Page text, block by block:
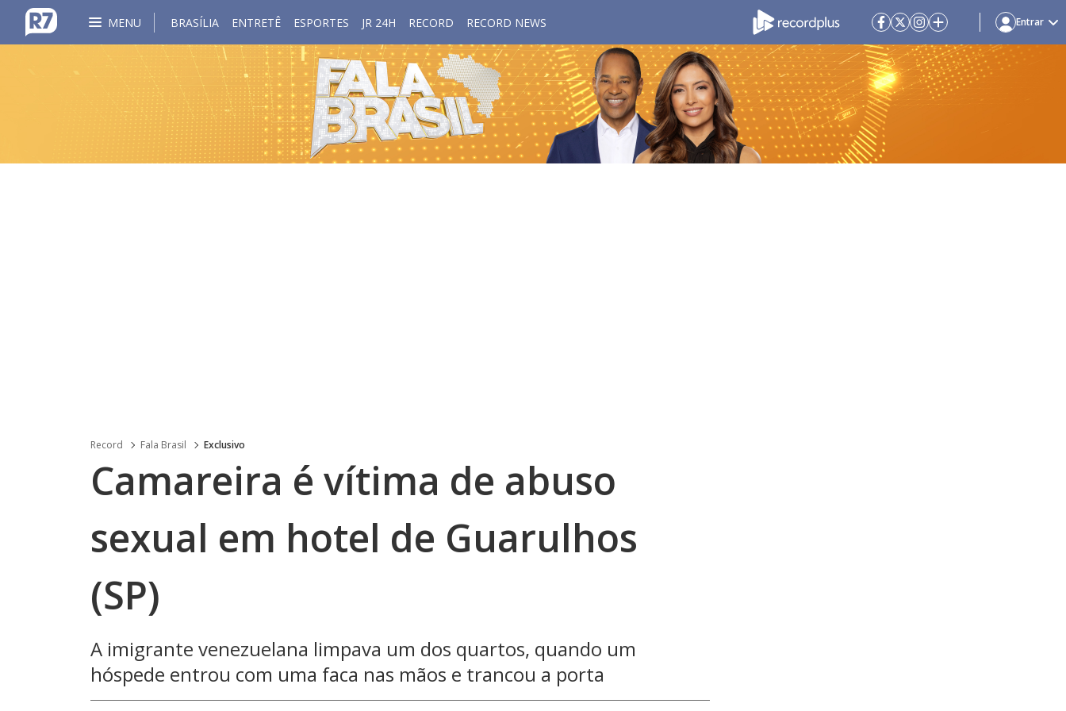
MENU BRASÍLIA ENTRETÊ ESPORTES JR 24H RECORD RECORD NEWS Entrar
Record Fala Brasil Exclusivo
Camareira é vítima de abuso
sexual em hotel de Guarulhos
(SP)
A imigrante venezuelana limpava um dos quartos, quando um
hóspede entrou com uma faca nas mãos e trancou a porta